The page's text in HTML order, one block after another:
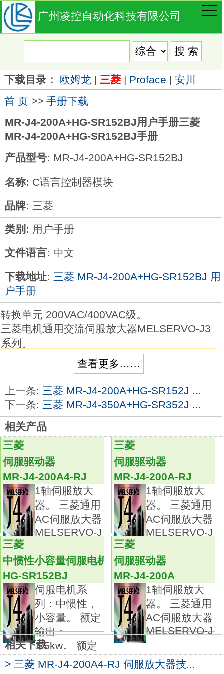
广州凌控自动化科技有限公司
下载目录： 欧姆龙 | 三菱| Proface | 安川
首 页>> 手册下载
MR-J4-200A+HG-SR152BJ用户手册三菱
MR-J4-200A+HG-SR152BJ手册
产品型号: MR-J4-200A+HG-SR152BJ
名称: C语言控制器模块
品牌: 三菱
类别: 用户手册
文件语言: 中文
下载地址: 三菱 MR-J4-200A+HG-SR152BJ 用
户手册
转换单元 200VAC/400VAC级。
三菱电机通用交流伺服放大器MELSERVO-J3
系列。
需要转换单元MR-J3-CR55K)配套使用。
额定输出：55kw。
电源规格：三相AC200V。
脉冲串和模拟量输入作为通用接口。
可以选择位置，转速和转矩控制模式。
使用先进的调谐功能，如先进的振动抑制控制
和自适应滤波器Ⅱ，
极大地提高了机器的性能MR-J4-200A+HG-
SR152BJ
MR-J3，您的合作伙伴。
更高的性能，更多的功能，使用更加便捷。
业界性能最高。
速度响应频率高达2.1kHz。线的长度：2M。
IP等级：IP65。
中继型。
弯曲寿命：高弯曲寿命。
电机电源用电缆(电机侧)，用于HF-KP/HF-MP
系列(电机轴同侧引出)。三菱通用型AC伺服放
大器MELSERVO-J2-Super系列。
额定输出：5.0kw。
内置定位功能。
电压: 3相AC200VAC或者单相AC230V。
采用CC-Link兼容伺服放大器”MR-J2S-□CP-
查看更多……
上一条: 三菱 MR-J4-200A+HG-SR152J ...
下一条: 三菱 MR-J4-350A+HG-SR352J ...
相关产品
三菱
伺服驱动器
MR-J4-200A4-RJ
1轴伺服放大
器。 三菱通用
AC伺服放大器
MELSERVO-J
三菱
伺服驱动器
MR-J4-200A-RJ
1轴伺服放大
器。 三菱通用
AC伺服放大器
MELSERVO-J
三菱
中惯性小容量伺服电机
HG-SR152BJ
伺服电机系
列：中惯性，
小容量。 额定
输出：
1.5kw。 额定
三菱
伺服驱动器
MR-J4-200A
1轴伺服放大
器。 三菱通用
AC伺服放大器
MELSERVO-J
相关下载
> 三菱 MR-J4-200A4-RJ 伺服放大器技...